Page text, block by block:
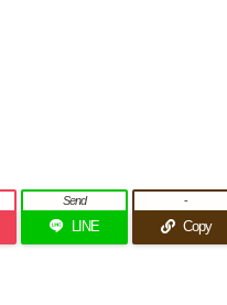
LINE
Send
Copy
-